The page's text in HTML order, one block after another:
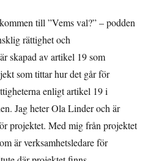
till ”Vems val?” – podden
rättighet och
skapad av artikel 19 som
som tittar hur det går för
enligt artikel 19 i
Jag heter Ola Linder och är
projektet. Med mig från projektet
är verksamhetsledare för